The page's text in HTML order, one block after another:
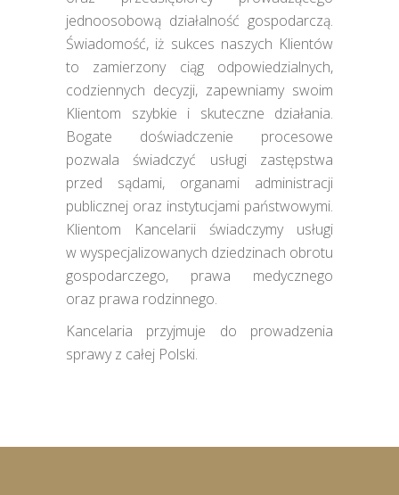
jednoosobową działalność gospodarczą.
Świadomość, iż sukces naszych Klientów
to zamierzony ciąg odpowiedzialnych,
codziennych decyzji, zapewniamy swoim
Klientom szybkie i skuteczne działania.
Bogate doświadczenie procesowe
pozwala świadczyć usługi zastępstwa
przed sądami, organami administracji
publicznej oraz instytucjami państwowymi.
Klientom Kancelarii świadczymy usługi
w wyspecjalizowanych dziedzinach obrotu
gospodarczego, prawa medycznego
oraz prawa rodzinnego.
Kancelaria przyjmuje do prowadzenia
sprawy z całej Polski.